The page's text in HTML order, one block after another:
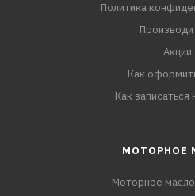
Политика
Акции
Как
Как записаться
МОТОРНОЕ
Моторное